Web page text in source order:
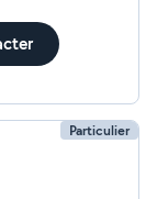
Particulier